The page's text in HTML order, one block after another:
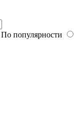
По популярности